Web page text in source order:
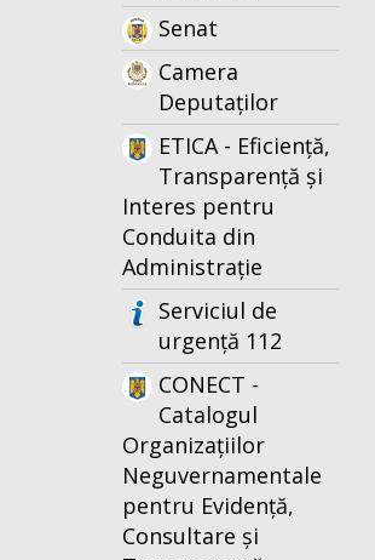
Senat
Camera
Deputaților
ETICA - Eficiență,
Transparență și
Interes pentru
Conduita din
Administrație
Serviciul de
urgență 112
CONECT -
Catalogul
Organizațiilor
Neguvernamentale
pentru Evidență,
Consultare și